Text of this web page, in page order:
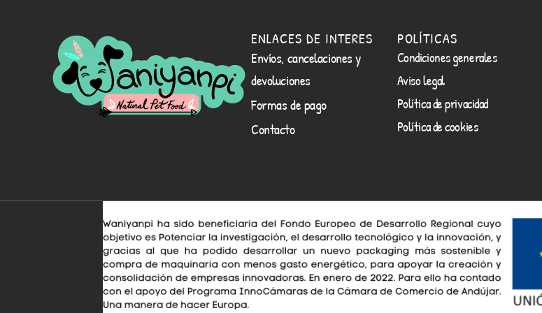
ENLACES DE INTERES
Envíos, cancelaciones y
devoluciones
Formas de pago
Contacto
POLÍTICAS
Condiciones generales
Aviso legal
Política de privacidad
Política de cookies